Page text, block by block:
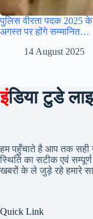
पुलिस वीरता पदक 2025
अगस्त पर होंगे सम्मानित…
14 August 2025
इंडिया टुडे
हम पहुँचाते है आप तक सही
स्थिति का सटीक एवं
खबरों के ले जुड़े रहे हमारे
Quick Link